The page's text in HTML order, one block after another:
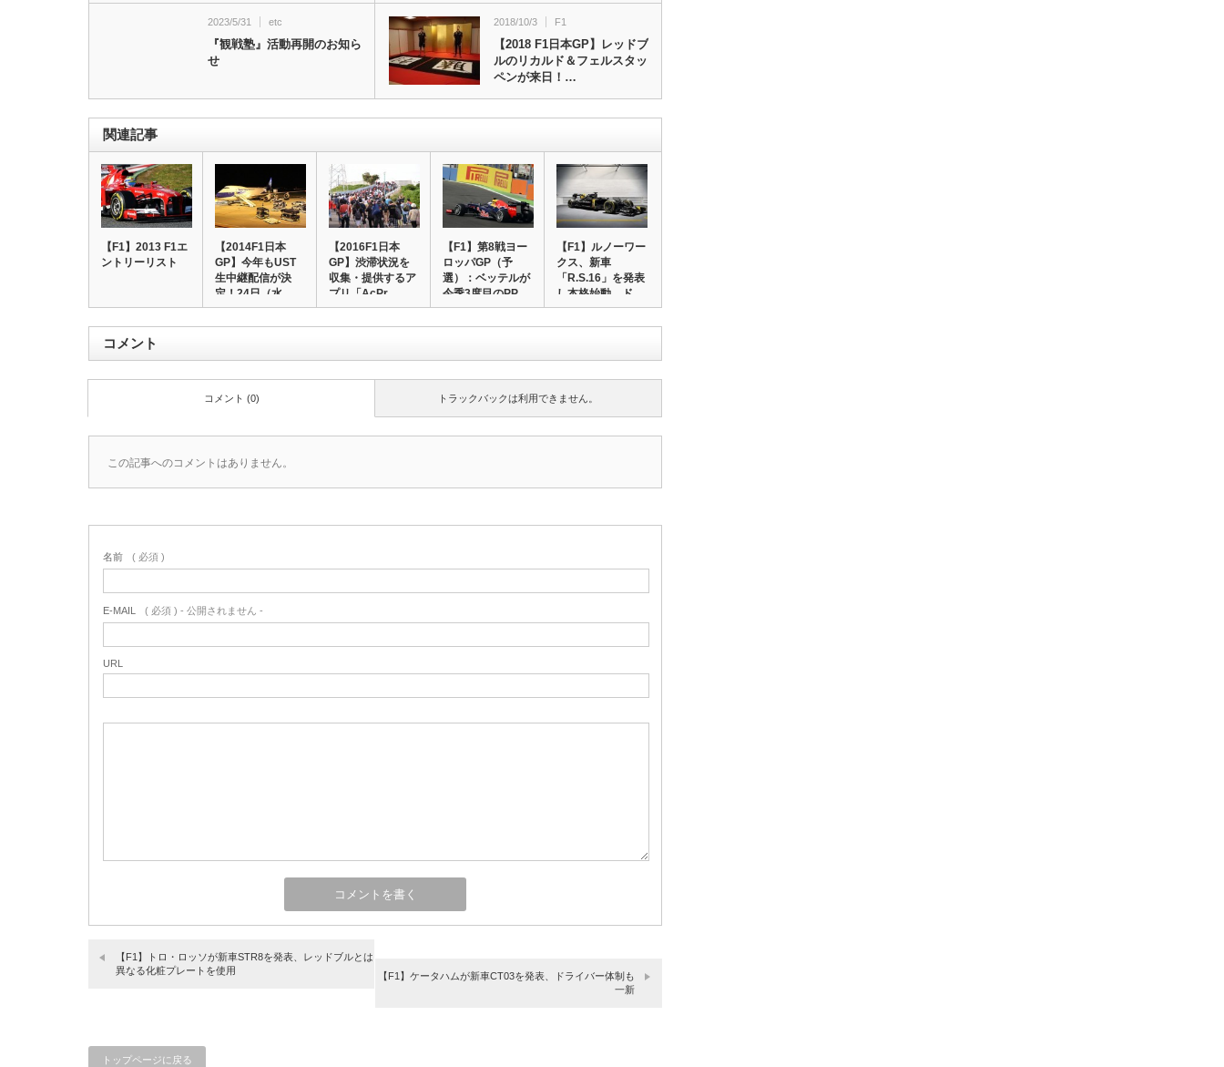
2023/5/31 etc
『観戦塾』活動再開のお知ら
せ
2018/10/3 F1
【2018 F1日本GP】レッドブ
ルのリカルド＆フェルスタッ
ペンが来日！…
関連記事
【F1】2013 F1エ
ントリーリスト
【2014F1日本
GP】今年もUST
生中継配信が決
定！24日（水…
【2016F1日本
GP】渋滞状況を
収集・提供するア
プリ「AcPr…
【F1】第8戦ヨー
ロッパGP（予
選）：ベッテルが
今季3度目のPP…
【F1】ルノーワー
クス、新車
「R.S.16」を発表
し本格始動…ド…
コメント
トラックバックは利用できません。
コメント (0)
この記事へのコメントはありません。
名前 ( 必須 )
E-MAIL ( 必須 ) - 公開されません -
URL
【F1】トロ・ロッソが新車STR8を発表、レッドブルとは
異なる化粧プレートを使用
【F1】ケータハムが新車CT03を発表、ドライバー体制も
一新
トップページに戻る